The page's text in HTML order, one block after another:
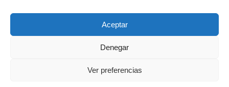
Aceptar
Denegar
Ver preferencias